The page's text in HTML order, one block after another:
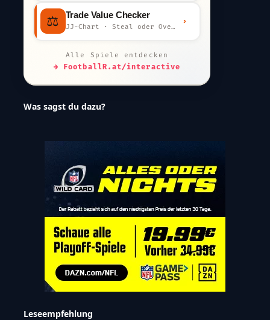
⚖️ Trade Value Checker
JJ-Chart · Steal oder Overpay?
›
Alle Spiele entdecken
→ FootballR.at/interactive
Was sagst du dazu?
Leseempfehlung